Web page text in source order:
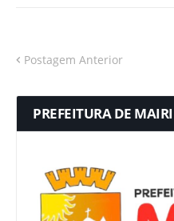
Postagem Anterior
PREFEITURA DE MAIRI